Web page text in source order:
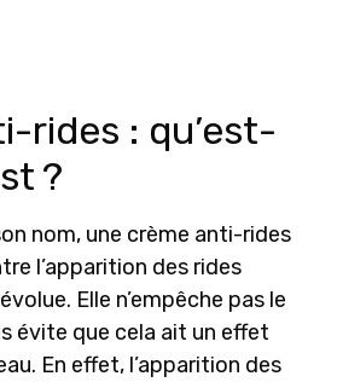
rides : qu’est-
?
nom, une crème anti-rides
l’apparition des rides
Elle n’empêche pas le
évite que cela ait un effet
En effet, l’apparition des